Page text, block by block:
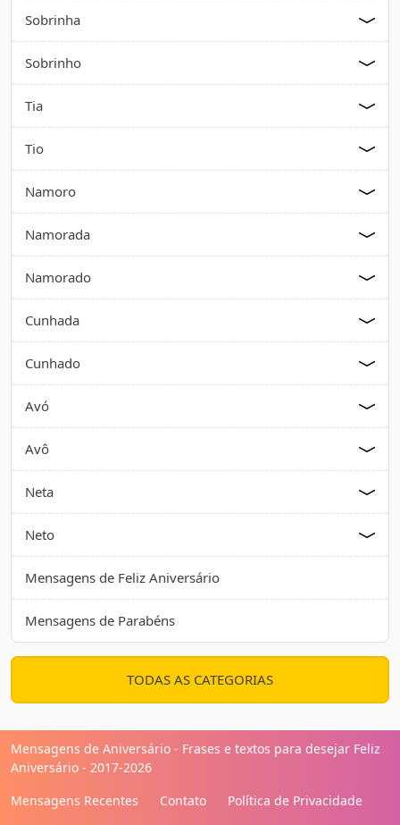
Sobrinha
Sobrinho
Tia
Tio
Namoro
Namorada
Namorado
Cunhada
Cunhado
Avó
Avô
Neta
Neto
Mensagens de Feliz Aniversário
Mensagens de Parabéns
TODAS AS CATEGORIAS
Mensagens de Aniversário - Frases e textos para desejar Feliz
Aniversário - 2017-2026
Mensagens Recentes
Contato
Política de Privacidade